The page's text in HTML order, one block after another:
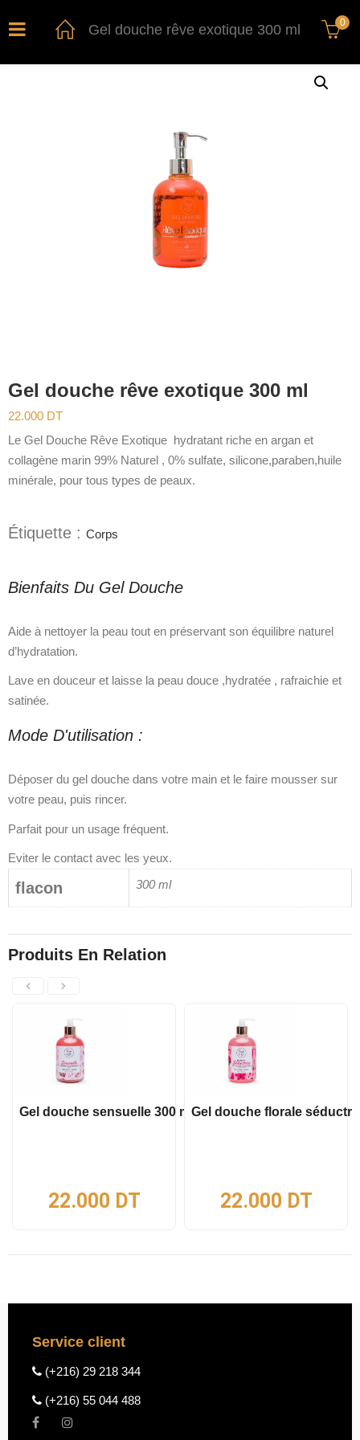
Gel douche rêve exotique 300 ml 0
Gel douche rêve exotique 300 ml
22.000 DT
Le Gel Douche Rêve Exotique hydratant riche en argan et
collagène marin 99% Naturel , 0% sulfate, silicone,paraben,huile
minérale, pour tous types de peaux.
Étiquette : Corps
Bienfaits Du Gel Douche
Aide à nettoyer la peau tout en préservant son équilibre naturel
d’hydratation.
Lave en douceur et laisse la peau douce ,hydratée , rafraichie et
satinée.
Mode D'utilisation :
Déposer du gel douche dans votre main et le faire mousser sur
votre peau, puis rincer.
Parfait pour un usage fréquent.
Eviter le contact avec les yeux.
flacon 300 ml
Produits En Relation
Gel douche sensuelle 300 ml
22.000 DT
Gel douche florale
22.000 DT
Service client
(+216) 29 218 344
(+216) 55 044 488